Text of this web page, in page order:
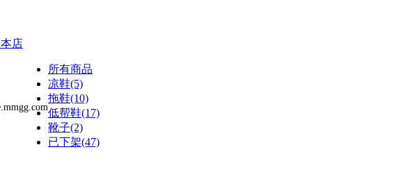
店
所有商品
凉鞋(5)
拖鞋(10)
低帮鞋(17)
靴子(2)
已下架(47)